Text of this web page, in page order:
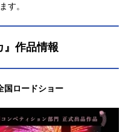
す。
』作品情報
ロードショー